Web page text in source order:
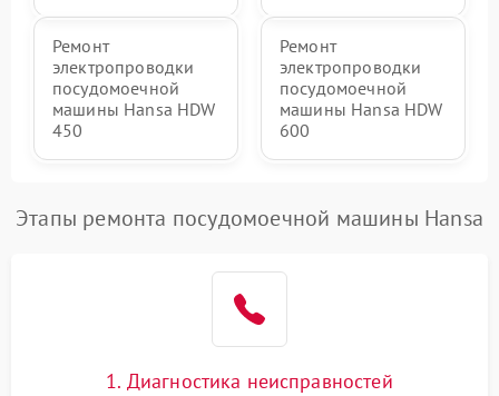
Ремонт
электропроводки
посудомоечной
машины Hansa HDW
450
Ремонт
электропроводки
посудомоечной
машины Hansa HDW
600
Этапы ремонта посудомоечной машины Hansa
1. Диагностика неисправностей